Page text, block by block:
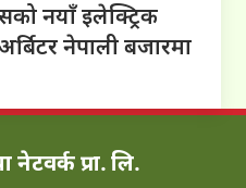
नयाँ इलेक्ट्रिक
नेपाली बजारमा
नेटवर्क प्रा. लि.